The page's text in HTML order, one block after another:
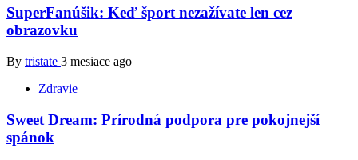
SuperFanúšik: Keď šport nezažívate len cez
obrazovku
By tristate 3 mesiace ago
Zdravie
Sweet Dream: Prírodná podpora pre pokojnejší
spánok